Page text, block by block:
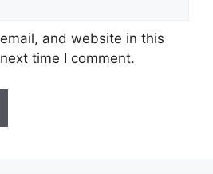
and website in this
time I comment.